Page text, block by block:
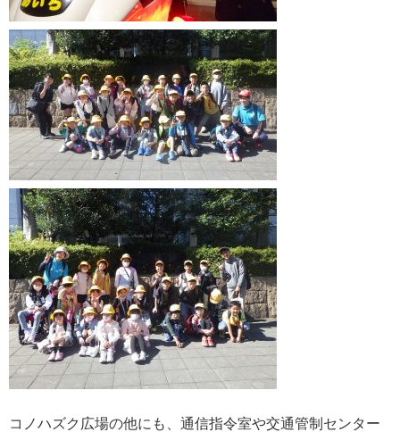
コノハズク広場の他にも、通信指令室や交通管制センター